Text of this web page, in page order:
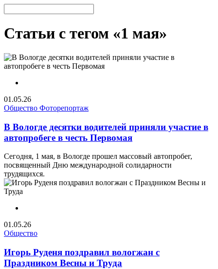
Статьи с тегом «1 мая»
01.05.26
Общество Фоторепортаж
В Вологде десятки водителей приняли участие в
автопробеге в честь Первомая
Сегодня, 1 мая, в Вологде прошел массовый автопробег,
посвященный Дню международной солидарности
трудящихся.
01.05.26
Общество
Игорь Руденя поздравил вологжан с
Праздником Весны и Труда